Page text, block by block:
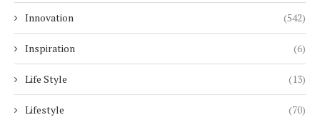
Innovation (542)
Inspiration (6)
Life Style (13)
Lifestyle (70)